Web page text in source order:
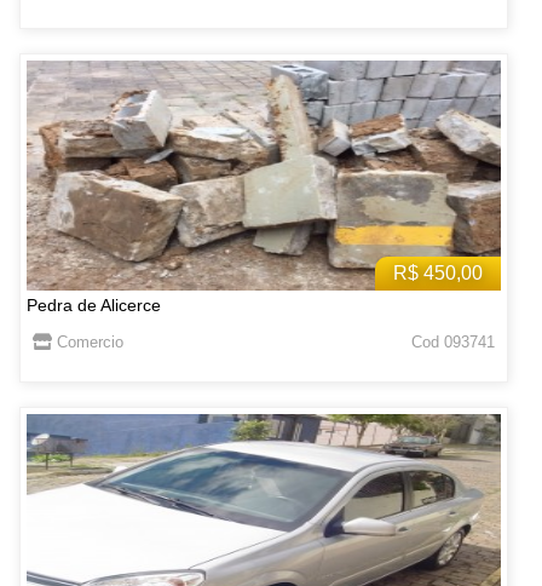
R$ 450,00
Pedra de Alicerce
Comercio Cod 093741